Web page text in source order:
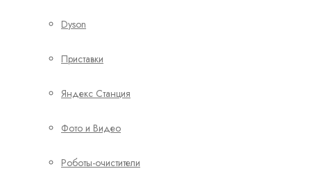
Dyson
Приставки
Яндекс Станция
Фото и Видео
Роботы-очистители